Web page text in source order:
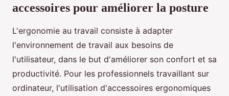
accessoires pour améliorer la posture
L'ergonomie au travail consiste à adapter
l'environnement de travail aux besoins de
l'utilisateur, dans le but d'améliorer son confort et sa
productivité. Pour les professionnels travaillant sur
ordinateur, l'utilisation d'accessoires ergonomiques